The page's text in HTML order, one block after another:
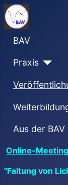
BAV
Praxis
Aus der BAV
Online-Meeting
"Faltung von